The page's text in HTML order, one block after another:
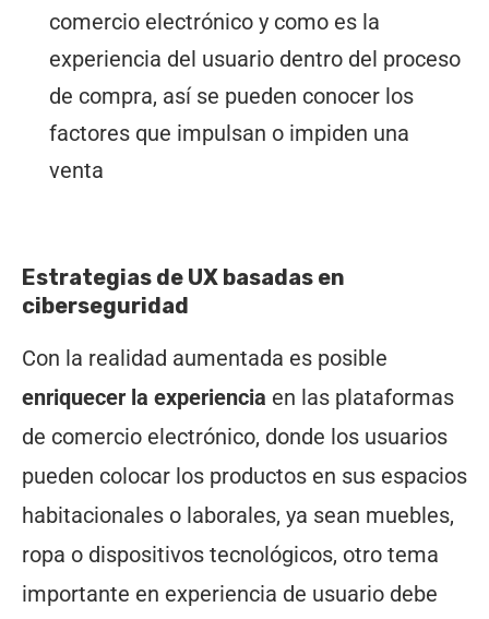
comercio electrónico y como es la
experiencia del usuario dentro del proceso
de compra, así se pueden conocer los
factores que impulsan o impiden una
venta
Estrategias de UX basadas en
ciberseguridad
Con la realidad aumentada es posible
enriquecer la experiencia en las plataformas
de comercio electrónico, donde los usuarios
pueden colocar los productos en sus espacios
habitacionales o laborales, ya sean muebles,
ropa o dispositivos tecnológicos, otro tema
importante en experiencia de usuario debe